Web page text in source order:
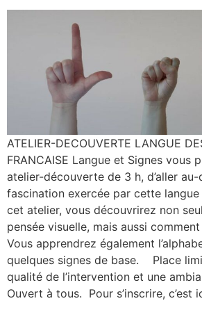
ATELIER-DECOUVERTE LANGUE
FRANCAISE Langue et Signes vous
atelier-découverte de 3 h, d’aller au-
fascination exercée par cette
cet atelier, vous découvrirez non
pensée visuelle, mais aussi
Vous apprendrez également
quelques signes de base. Place
qualité de l’intervention et une
Ouvert à tous. Pour s’inscrire, c’est